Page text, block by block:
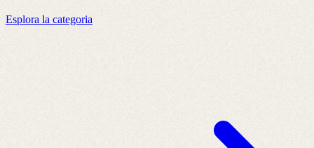
Esplora la categoria